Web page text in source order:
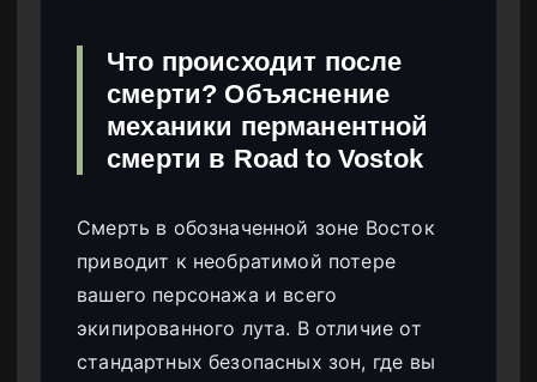
Что происходит после
смерти? Объяснение
механики перманентной
смерти в Road to Vostok
Смерть в обозначенной зоне Восток
приводит к необратимой потере
вашего персонажа и всего
экипированного лута. В отличие от
стандартных безопасных зон, где вы